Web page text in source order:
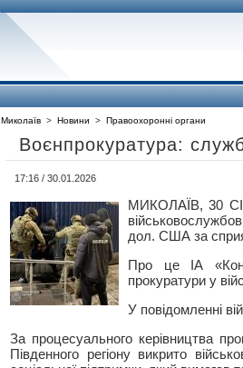
Миколаїв > Новини > Правоохоронні органи
Воєнпрокуратура:
17:16 / 30.01.2026
МИКОЛАЇВ, 30
дол. США за
Про це ІА
прокуратури у
У повідомленні
За процесуального керівництва
Південного регіону викрито